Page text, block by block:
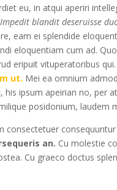
eu, in atqui aperiri
Impedit blandit deseruisse
eam ei splendide
eloquentiam cum ad.
eripuit vituperatoribus
ut. Mei ea omnium
his ipsum apeirian no, per
posidonium, laudem
consectetuer
an. Cu molestie
Cu graeco doctus